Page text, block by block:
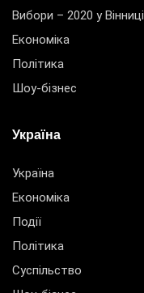
Вибори – 2020 у Вінниці
Економіка
Політика
Шоу-бізнес
Україна
Україна
Економіка
Події
Політика
Суспільство